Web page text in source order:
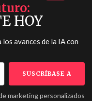
HOY
avances de la IA con
marketing personalizados